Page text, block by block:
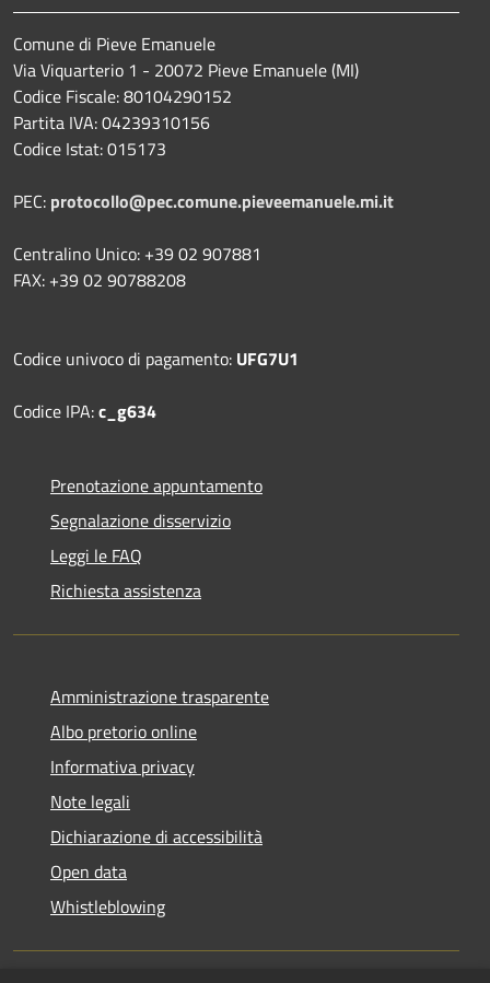
Comune di Pieve Emanuele
Via Viquarterio 1 - 20072 Pieve Emanuele (MI)
Codice Fiscale: 80104290152
Partita IVA: 04239310156
Codice Istat: 015173
PEC: protocollo@pec.comune.pieveemanuele.mi.it
Centralino Unico: +39 02 907881
FAX: +39 02 90788208
Codice univoco di pagamento: UFG7U1
Codice IPA:c_g634
Prenotazione appuntamento
Segnalazione disservizio
Leggi le FAQ
Richiesta assistenza
Amministrazione trasparente
Albo pretorio online
Informativa privacy
Note legali
Dichiarazione di accessibilità
Open data
Whistleblowing